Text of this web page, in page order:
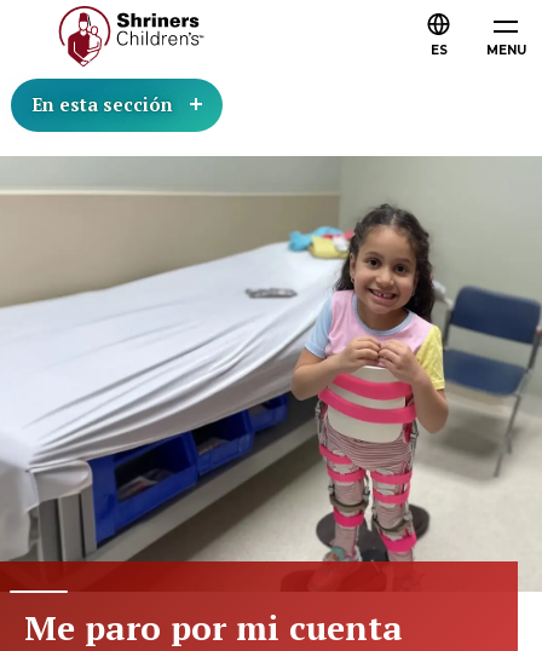
MENU
ES
En esta sección
Me paro por mi cuenta